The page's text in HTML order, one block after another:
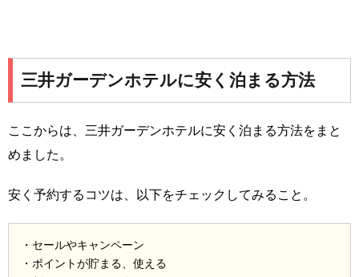
三井ガーデンホテルに安く泊まる方法
ここからは、三井ガーデンホテルに安く泊まる方法をまと
めました。
安く予約するコツは、以下をチェックしてみること。
・セールやキャンペーン
・ポイントが貯まる、使える